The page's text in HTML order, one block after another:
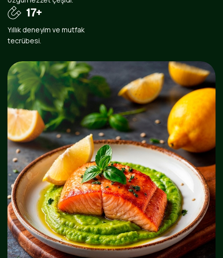
34+
Yıllık deneyim ve mutfak
tecrübesi.